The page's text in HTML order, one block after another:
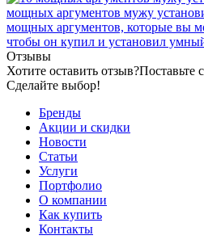
мощных аргументов мужу
мощных аргументов, которые вы
чтобы он купил и установил
Отзывы
Хотите оставить отзыв?Поставьте
Сделайте выбор!
Бренды
Акции и скидки
Новости
Статьи
Услуги
Портфолио
О компании
Как купить
Контакты